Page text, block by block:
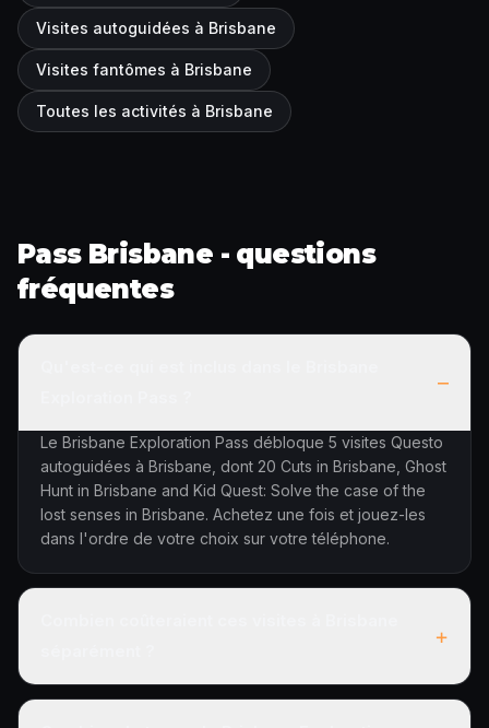
Visites autoguidées à Brisbane
Visites fantômes à Brisbane
Toutes les activités à Brisbane
Pass Brisbane - questions
fréquentes
–
Le Brisbane Exploration Pass débloque 5 visites Questo
autoguidées à Brisbane, dont 20 Cuts in Brisbane, Ghost
Hunt in Brisbane and Kid Quest: Solve the case of the
lost senses in Brisbane. Achetez une fois et jouez-les
dans l'ordre de votre choix sur votre téléphone.
+